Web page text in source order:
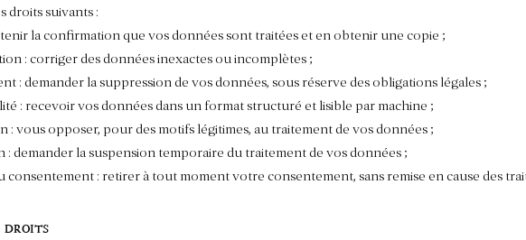
droits suivants :
la confirmation que vos données sont traitées et en obtenir une copie ;
: corriger des données inexactes ou incomplètes ;
: demander la suppression de vos données, sous réserve des obligations légales ;
: recevoir vos données dans un format structuré et lisible par machine ;
: vous opposer, pour des motifs légitimes, au traitement de vos données ;
: demander la suspension temporaire du traitement de vos données ;
consentement : retirer à tout moment votre consentement, sans remise en cause des
droits